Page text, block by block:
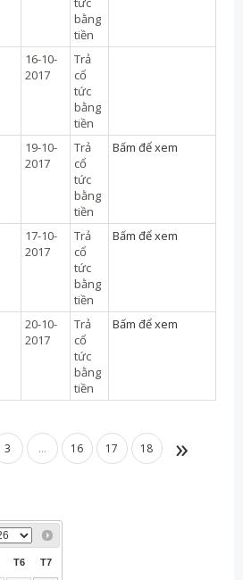
bằng
tiền
16-10-
2017
Trả
cổ
tức
bằng
tiền
19-10-
2017
Trả
cổ
tức
bằng
tiền
Bấm để xem
17-10-
2017
Trả
cổ
tức
bằng
tiền
Bấm để xem
20-10-
2017
Trả
cổ
tức
bằng
tiền
Bấm để xem
3 ... 16 17 18 »
T6 T7